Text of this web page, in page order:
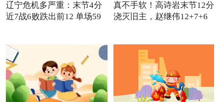
辽宁危机多严重：末节4分
近7战6败跌出前12 单场59
真不手软！高诗岩末节12分
浇灭旧主，赵继伟12+7+6